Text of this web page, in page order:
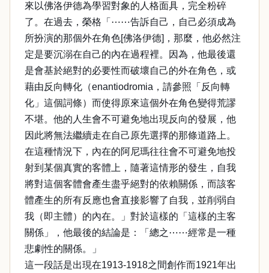
來以佛洛伊德為學習對象的人格面具，完全粉碎
了。在過去，榮格「⋯⋯告訴自己，自己必須成為
所扮演的那個外在角色[佛洛伊德]，那麼，他必然注
定是要沉溺在自己的內在過程裡。因為，他最後還
是會基於絕對的必要性而破壞自己的外在角色，或
藉由反向轉化（enantiodromia，請參照「反向轉
化」這個詞條）而使得原來這個外在角色變得荒謬
不堪。他的人生會不可避免地出現反向的發展，他
因此將無法繼續走在自己原先選擇的那條道路上。
在這種情況下，內在的阿尼瑪往往會不可避免地投
射到某個真實的客體上，隨著這情形的發生，自我
將對這個客體會產生盡乎絕對的依賴關係，而該客
體產生的所有反應也會直接影響了自我，並削弱自
我（即主體）的內在。」對於這樣的「這樣的主客
關係」，他最後的結論是：「總之⋯⋯經常是一種
悲劇性的關係。」
這一段話是出現在1913-1918之間創作而1921年出